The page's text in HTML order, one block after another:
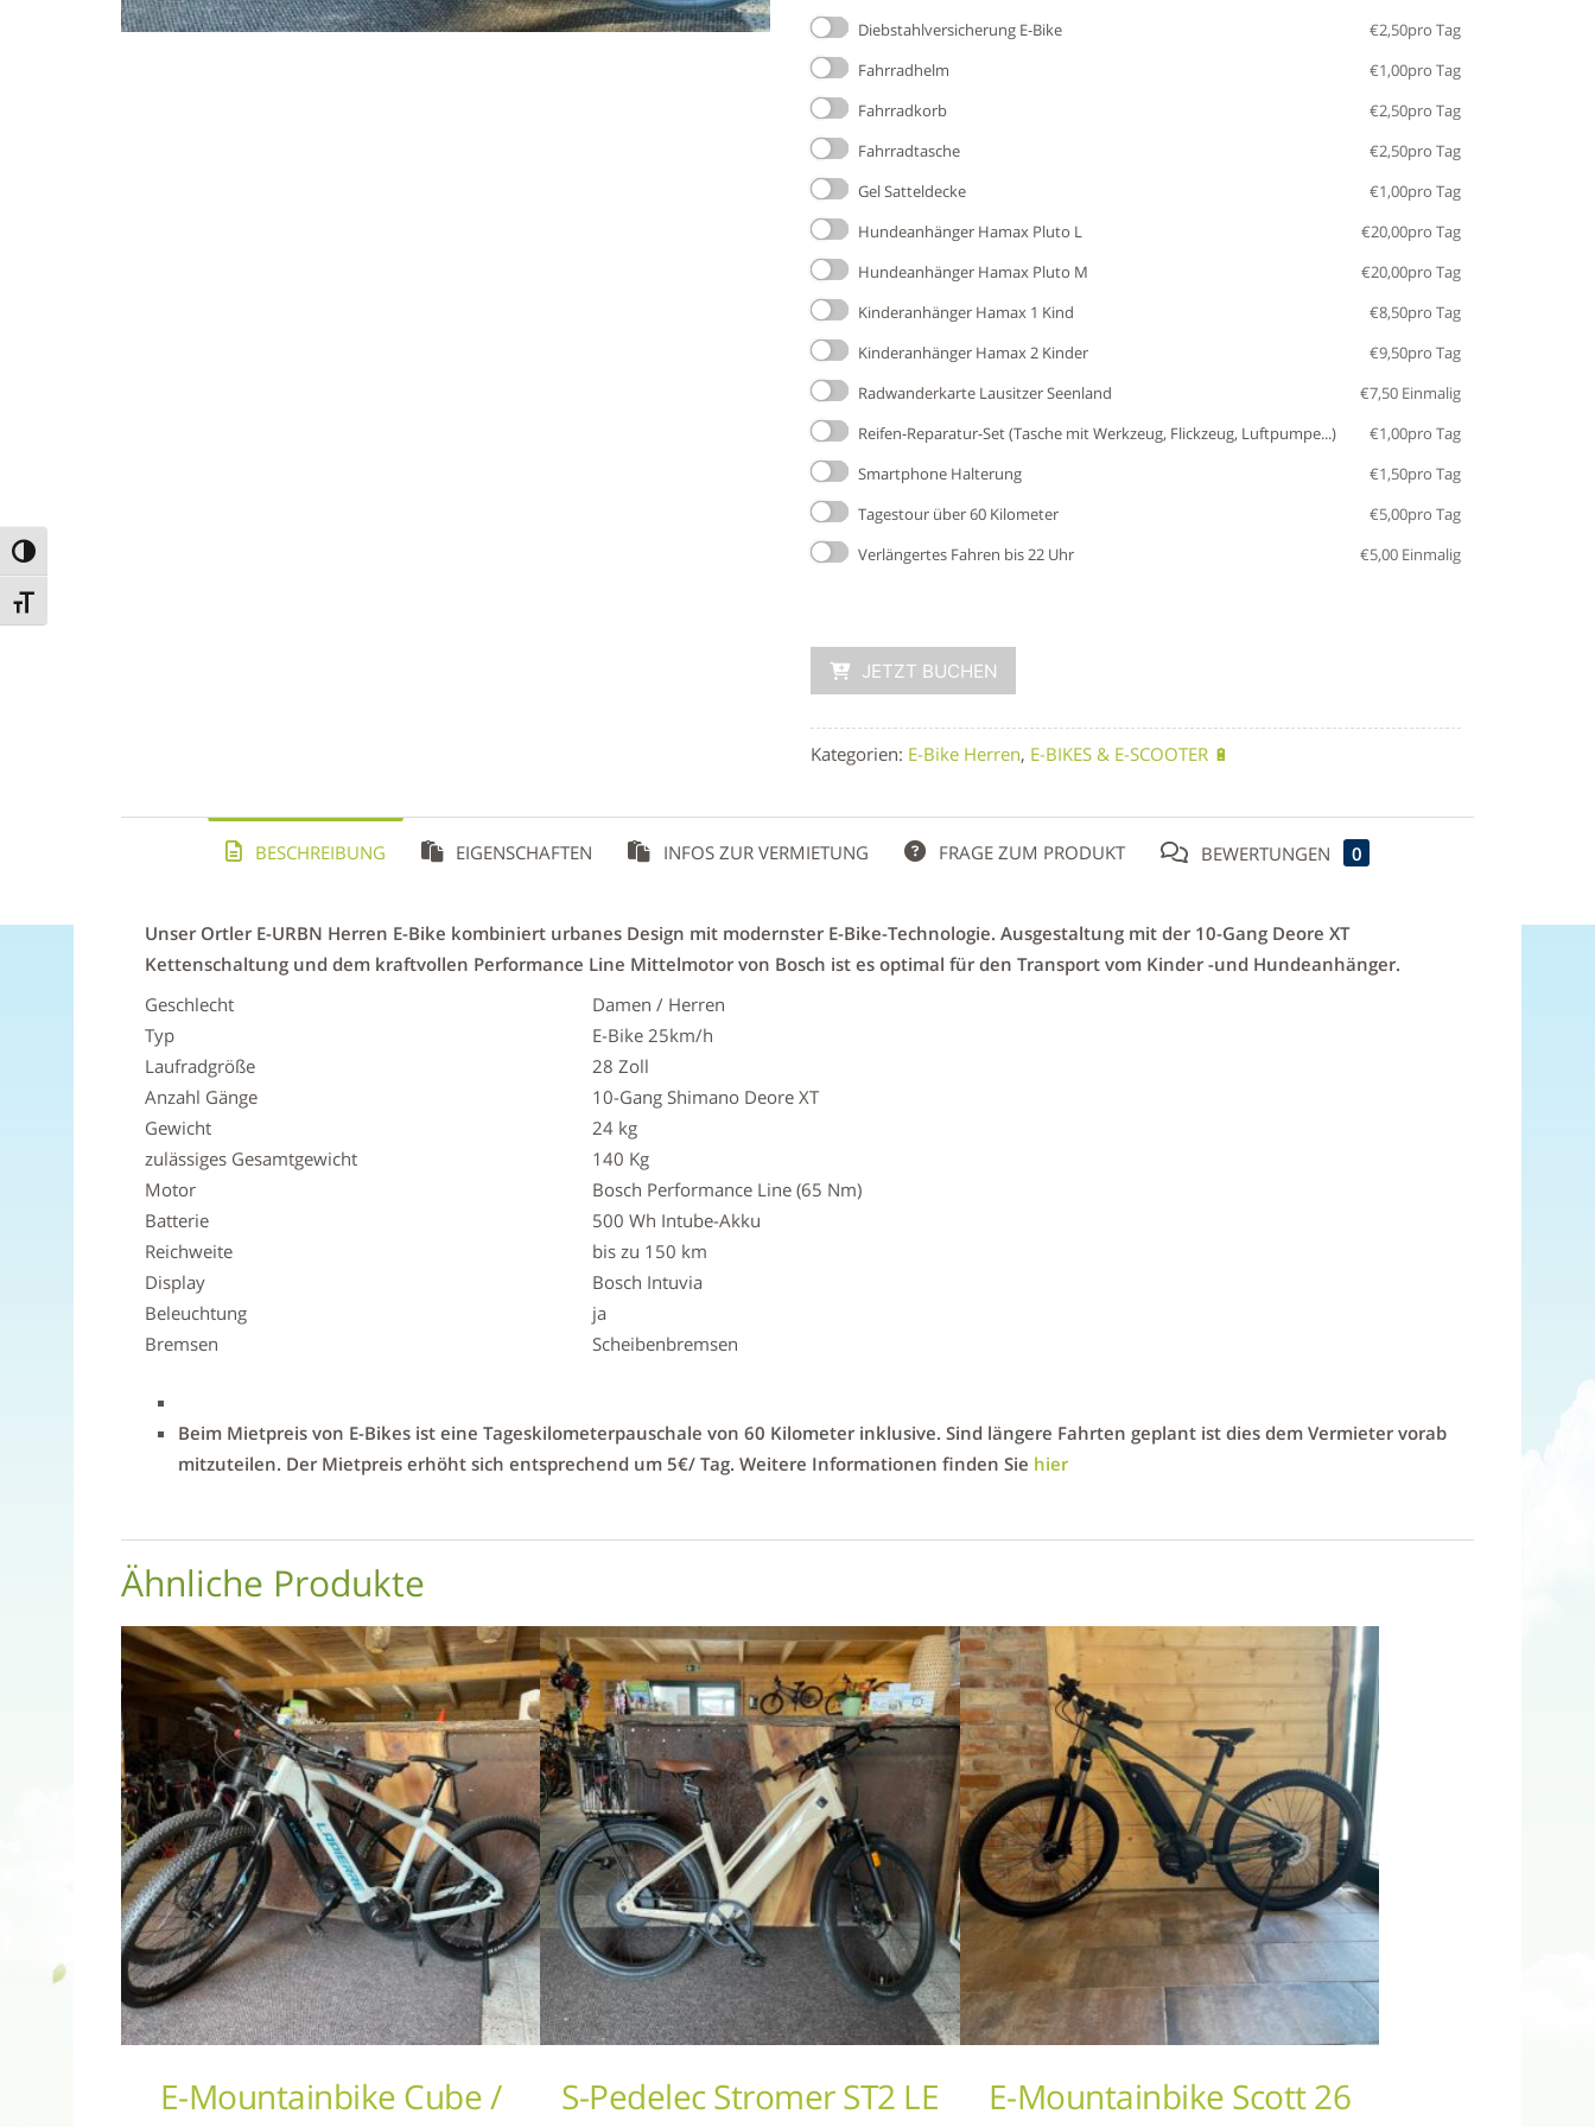
Umschalten auf hohe Kontraste
Schrift vergrößern
Diebstahlversicherung E-Bike €2,50pro Tag
Fahrradhelm
€1,00pro Tag
Fahrradkorb
€2,50pro Tag
Fahrradtasche
€2,50pro Tag
Gel Satteldecke
€1,00pro Tag
Hundeanhänger Hamax Pluto L
€20,00pro Tag
Hundeanhänger Hamax Pluto M
€20,00pro Tag
Kinderanhänger Hamax 1 Kind
€8,50pro Tag
Kinderanhänger Hamax 2 Kinder
€9,50pro Tag
Radwanderkarte Lausitzer Seenland
€7,50Einmalig
Reifen-Reparatur-Set (Tasche mit Werkzeug, Flickzeug, Luftpumpe...)
€1,00pro Tag
Smartphone Halterung
€1,50pro Tag
Tagestour über 60 Kilometer
€5,00pro Tag
Verlängertes Fahren bis 22 Uhr
€5,00Einmalig
JETZT BUCHEN
Kategorien: E-Bike Herren, E-BIKES & E-SCOOTER 🔋
BESCHREIBUNG EIGENSCHAFTEN INFOS ZUR VERMIETUNG FRAGE ZUM PRODUKT BEWERTUNGEN 0
Unser Ortler E-URBN Herren E-Bike kombiniert urbanes Design mit modernster E-Bike-Technologie. Ausgestaltung mit der 10-Gang Deore XT
Kettenschaltung und dem kraftvollen Performance Line Mittelmotor von Bosch ist es optimal für den Transport vom Kinder -und Hundeanhänger.
Geschlecht
Damen / Herren
Typ
E-Bike 25km/h
Laufradgröße
28 Zoll
Anzahl Gänge
10-Gang Shimano Deore XT
Gewicht
24 kg
zulässiges Gesamtgewicht
140 Kg
Motor
Bosch Performance Line (65 Nm)
Batterie
500 Wh Intube-Akku
Reichweite
bis zu 150 km
Display
Bosch Intuvia
Beleuchtung
ja
Bremsen
Scheibenbremsen
Beim Mietpreis von E-Bikes ist eine Tageskilometerpauschale von 60 Kilometer inklusive. Sind längere Fahrten geplant ist dies dem Vermieter vorab
mitzuteilen. Der Mietpreis erhöht sich entsprechend um 5€/ Tag. Weitere Informationen finden Sie hier
Ähnliche Produkte
E-Mountainbike Cube /
S-Pedelec Stromer ST2 LE
E-Mountainbike Scott 26